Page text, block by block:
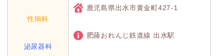
性病科
泌尿器科
鹿児島県出水市黄金町427-1
肥薩おれんじ鉄道線 出水駅